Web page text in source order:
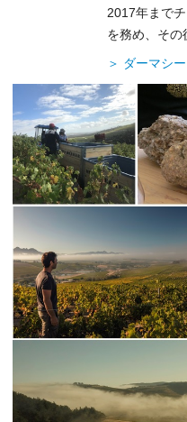
2017年まで
を務め、その
＞ ダーマシ